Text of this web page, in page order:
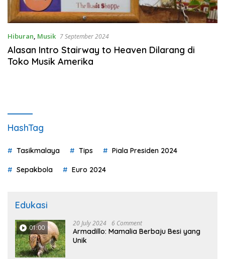
Hiburan, Musik 7 September 2024
Alasan Intro Stairway to Heaven Dilarang di
Toko Musik Amerika
HashTag
Tasikmalaya Tips Piala Presiden 2024
Sepakbola Euro 2024
Edukasi
01:00 20 July 2024 6 Comment
Armadillo: Mamalia Berbaju Besi yang
Unik